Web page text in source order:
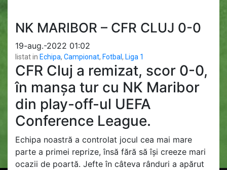
NK MARIBOR – CFR CLUJ 0-0
19-aug.-2022 01:02
listat in Echipa, Campionat, Fotbal , Liga 1
CFR Cluj a remizat, scor 0-0,
în manșa tur cu NK Maribor
din play-off-ul UEFA
Conference League.
Echipa noastră a controlat jocul cea mai mare
parte a primei reprize, însă fără să își creeze mari
ocazii de poartă. Jefte în câteva rânduri a apărut